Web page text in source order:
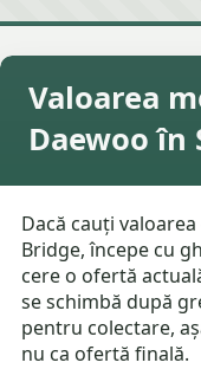
Valoarea
Daewoo în
Dacă cauți
Bridge, începe cu
cere o ofertă
se schimbă după
pentru colectare,
nu ca ofertă finală.